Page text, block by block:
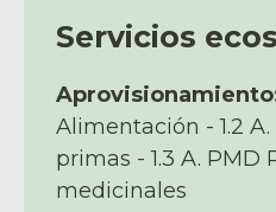
Servicios
Alimentación - 1.2
primas - 1.3 A. PMD
medicinales